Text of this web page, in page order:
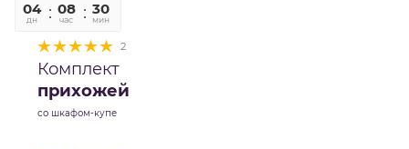
04
дн
08
час
30
мин
2
Комплект
прихожей
со шкафом-купе